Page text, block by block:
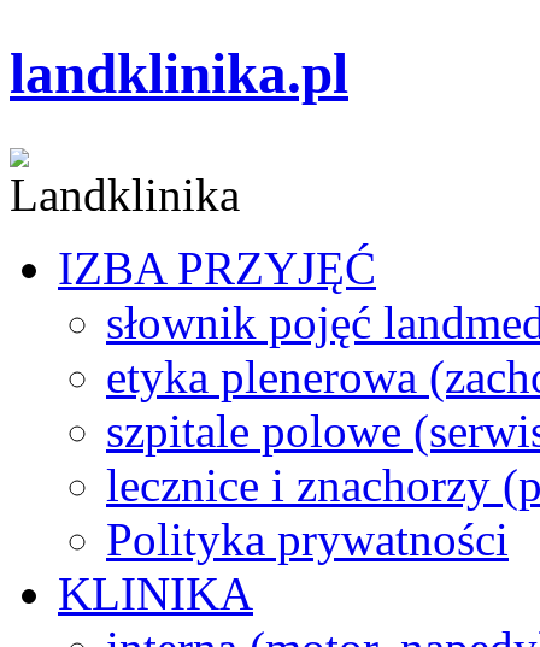
landklinika.pl
IZBA PRZYJĘĆ
słownik pojęć
etyka plenerowa
szpitale polowe
lecznice i znachorzy
Polityka prywatności
KLINIKA